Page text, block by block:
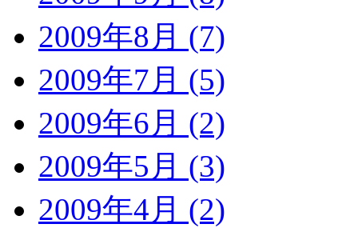
2009年8月 (7)
2009年7月 (5)
2009年6月 (2)
2009年5月 (3)
2009年4月 (2)